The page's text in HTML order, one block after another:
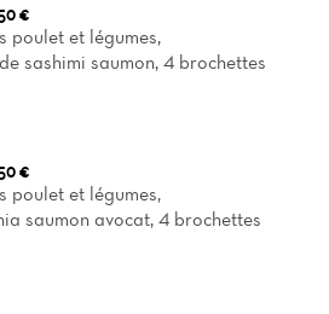
€
poulet et légumes,
sashimi saumon, 4 brochettes
€
poulet et légumes,
saumon avocat, 4 brochettes